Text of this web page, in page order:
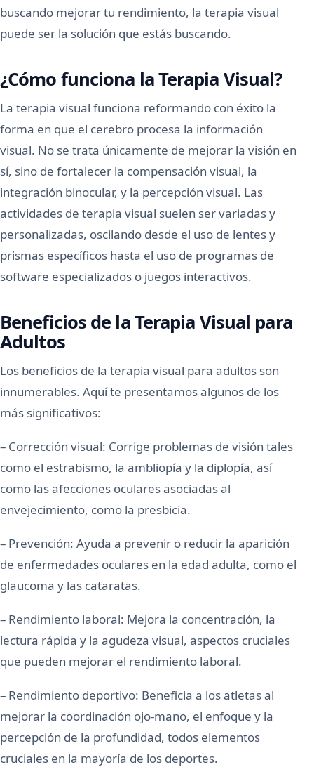
buscando mejorar tu rendimiento, la terapia visual
puede ser la solución que estás buscando.
¿Cómo funciona la Terapia Visual?
La terapia visual funciona reformando con éxito la
forma en que el cerebro procesa la información
visual. No se trata únicamente de mejorar la visión en
sí, sino de fortalecer la compensación visual, la
integración binocular, y la percepción visual. Las
actividades de terapia visual suelen ser variadas y
personalizadas, oscilando desde el uso de lentes y
prismas específicos hasta el uso de programas de
software especializados o juegos interactivos.
Beneficios de la Terapia Visual para
Adultos
Los beneficios de la terapia visual para adultos son
innumerables. Aquí te presentamos algunos de los
más significativos:
– Corrección visual: Corrige problemas de visión tales
como el estrabismo, la ambliopía y la diplopía, así
como las afecciones oculares asociadas al
envejecimiento, como la presbicia.
– Prevención: Ayuda a prevenir o reducir la aparición
de enfermedades oculares en la edad adulta, como el
glaucoma y las cataratas.
– Rendimiento laboral: Mejora la concentración, la
lectura rápida y la agudeza visual, aspectos cruciales
que pueden mejorar el rendimiento laboral.
– Rendimiento deportivo: Beneficia a los atletas al
mejorar la coordinación ojo-mano, el enfoque y la
percepción de la profundidad, todos elementos
cruciales en la mayoría de los deportes.